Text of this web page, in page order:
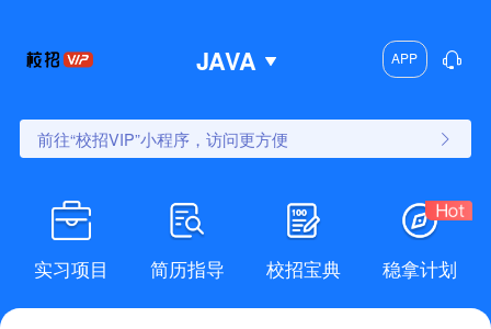
JAVA APP
前往“校招VIP”小程序，访问更方便
实习项目 简历指导 校招宝典 稳拿计划